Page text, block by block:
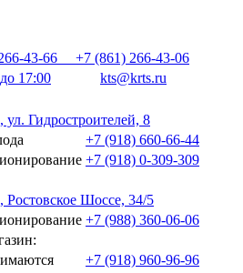
43-66
+7 (861) 266-43-06
17:00
kts@krts.ru
ул. Гидростроителей, 8
+7 (918) 660-66-44
+7 (918) 0-309-309
Ростовское Шоссе, 34/5
+7 (988) 360-06-06
+7 (918) 960-96-96